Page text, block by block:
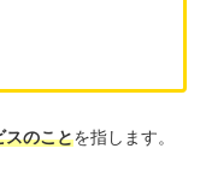
スのことを指します。